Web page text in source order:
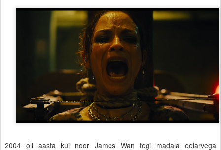
2004 oli aasta kui noor James Wan tegi madala eelarvega